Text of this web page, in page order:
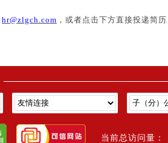
hr@zlgch.com ，或者点击下方直接投递简
当前总访问量：